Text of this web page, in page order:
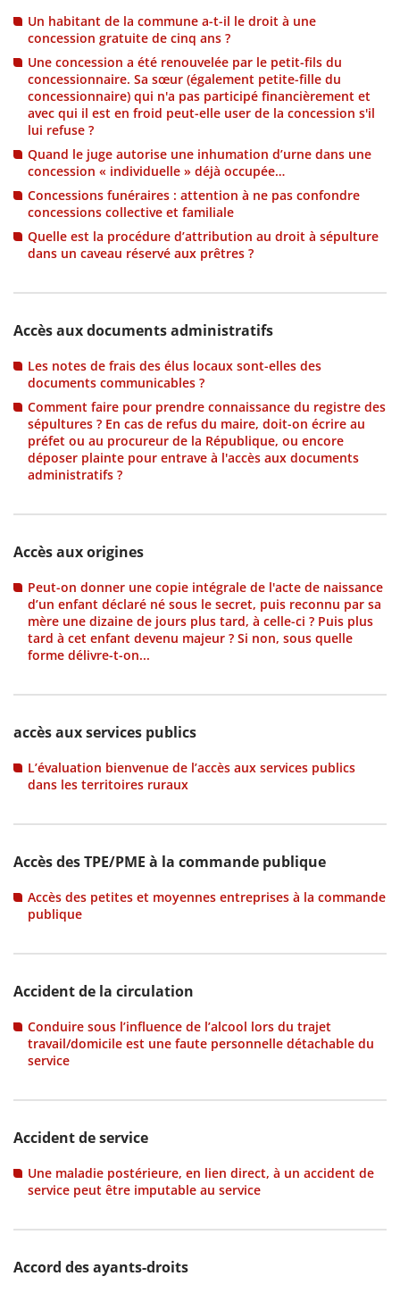
Un habitant de la commune a-t-il le droit à une
concession gratuite de cinq ans ?
Une concession a été renouvelée par le petit-fils du
concessionnaire. Sa sœur (également petite-fille du
concessionnaire) qui n'a pas participé financièrement et
avec qui il est en froid peut-elle user de la concession s'il
lui refuse ?
Quand le juge autorise une inhumation d’urne dans une
concession « individuelle » déjà occupée…
Concessions funéraires : attention à ne pas confondre
concessions collective et familiale
Quelle est la procédure d’attribution au droit à sépulture
dans un caveau réservé aux prêtres ?
Accès aux documents administratifs
Les notes de frais des élus locaux sont-elles des
documents communicables ?
Comment faire pour prendre connaissance du registre des
sépultures ? En cas de refus du maire, doit-on écrire au
préfet ou au procureur de la République, ou encore
déposer plainte pour entrave à l'accès aux documents
administratifs ?
Accès aux origines
Peut-on donner une copie intégrale de l'acte de naissance
d’un enfant déclaré né sous le secret, puis reconnu par sa
mère une dizaine de jours plus tard, à celle-ci ? Puis plus
tard à cet enfant devenu majeur ? Si non, sous quelle
forme délivre-t-on...
accès aux services publics
L’évaluation bienvenue de l’accès aux services publics
dans les territoires ruraux
Accès des TPE/PME à la commande publique
Accès des petites et moyennes entreprises à la commande
publique
Accident de la circulation
Conduire sous l’influence de l’alcool lors du trajet
travail/domicile est une faute personnelle détachable du
service
Accident de service
Une maladie postérieure, en lien direct, à un accident de
service peut être imputable au service
Accord des ayants-droits